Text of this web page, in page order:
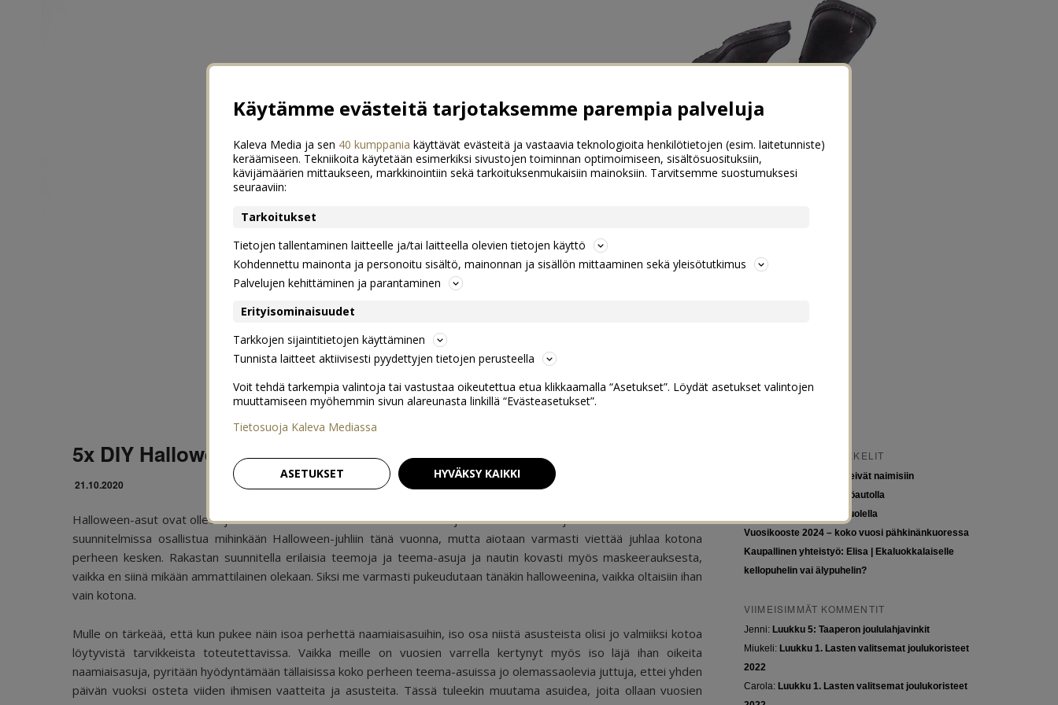
5x DIY Halloween-asut perheelle
21.10.2020
Halloween-asut ovat olleet jo kovassa mietinnässä kuluneina viikkoina ja ensi viikolla onkin jo niiden aika. Meillä ei ole
suunnitelmissa osallistua mihinkään Halloween-juhliin tänä vuonna, mutta aiotaan varmasti viettää juhlaa kotona
perheen kesken. Rakastan suunnitella erilaisia teemoja ja teema-asuja ja nautin kovasti myös maskeerauksesta,
vaikka en siinä mikään ammattilainen olekaan. Siksi me varmasti pukeudutaan tänäkin halloweenina, vaikka oltaisiin ihan
vain kotona.
Mulle on tärkeää, että kun pukee näin isoa perhettä naamiaisasuihin, iso osa niistä asusteista olisi jo valmiiksi kotoa
löytyvistä tarvikkeista toteutettavissa. Vaikka meille on vuosien varrella kertynyt myös iso läjä ihan oikeita
naamiaisasuja, pyritään hyödyntämään tällaisissa koko perheen teema-asuissa jo olemassaolevia juttuja, ettei yhden
päivän vuoksi osteta viiden ihmisen vaatteita ja asusteita. Tässä tuleekin muutama asuidea, joita ollaan vuosien
VIIMEISIMMÄT ARTIKKELIT
Tytöt kuuluvat kouluun, eivät naimisiin
Euroopan roadtrip sähköautolla
Tyttöjen ja tasa-arvon puolella
Vuosikooste 2024 – koko vuosi pähkinänkuoressa
Kaupallinen yhteistyö: Elisa | Ekaluokkalaiselle
kellopuhelin vai älypuhelin?
VIIMEISIMMÄT KOMMENTIT
Jenni: Luukku 5: Taaperon joululahjavinkit
Miukeli: Luukku 1. Lasten valitsemat joulukoristeet
2022
Carola: Luukku 1. Lasten valitsemat joulukoristeet
Käytämme evästeitä tarjotaksemme parempia palveluja
Kaleva Media ja sen 40 kumppania käyttävät evästeitä ja vastaavia teknologioita henkilötietojen (esim. laitetunniste)
keräämiseen. Tekniikoita käytetään esimerkiksi sivustojen toiminnan optimoimiseen, sisältösuosituksiin,
kävijämäärien mittaukseen, markkinointiin sekä tarkoituksenmukaisiin mainoksiin. Tarvitsemme suostumuksesi
seuraaviin:
Tarkoitukset
Tietojen tallentaminen laitteelle ja/tai laitteella olevien tietojen käyttö
Kohdennettu mainonta ja personoitu sisältö, mainonnan ja sisällön mittaaminen sekä yleisötutkimus
Palvelujen kehittäminen ja parantaminen
Erityisominaisuudet
Tarkkojen sijaintitietojen käyttäminen
Tunnista laitteet aktiivisesti pyydettyjen tietojen perusteella
Voit tehdä tarkempia valintoja tai vastustaa oikeutettua etua klikkaamalla “Asetukset”. Löydät asetukset valintojen
muuttamiseen myöhemmin sivun alareunasta linkillä “Evästeasetukset”.
Tietosuoja Kaleva Mediassa
ASETUKSET HYVÄKSY KAIKKI